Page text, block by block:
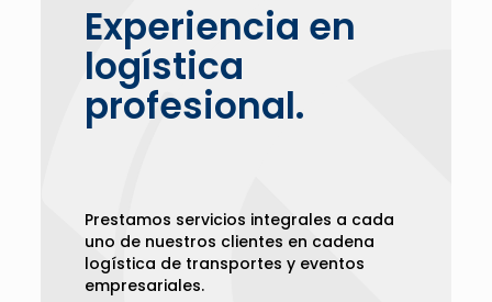
Experiencia en
logística
profesional.
Prestamos servicios integrales a cada
uno de nuestros clientes en cadena
logística de transportes y eventos
empresariales.